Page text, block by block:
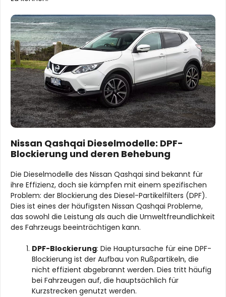
Nissan Qashqai Dieselmodelle: DPF-
Blockierung und deren Behebung
Die Dieselmodelle des Nissan Qashqai sind bekannt für
ihre Effizienz, doch sie kämpfen mit einem spezifischen
Problem: der Blockierung des Diesel-Partikelfilters (DPF).
Dies ist eines der häufigsten Nissan Qashqai Probleme,
das sowohl die Leistung als auch die Umweltfreundlichkeit
des Fahrzeugs beeinträchtigen kann.
DPF-Blockierung: Die Hauptursache für eine DPF-
Blockierung ist der Aufbau von Rußpartikeln, die
nicht effizient abgebrannt werden. Dies tritt häufig
bei Fahrzeugen auf, die hauptsächlich für
Kurzstrecken genutzt werden.